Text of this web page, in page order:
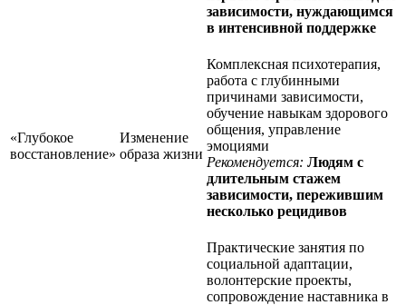
зависимости, нуждающимся
в интенсивной поддержке
«Глубокое
восстановление»
Изменение
образа жизни
Комплексная психотерапия,
работа с глубинными
причинами зависимости,
обучение навыкам здорового
общения, управление
эмоциями
Рекомендуется: Людям с
длительным стажем
зависимости, пережившим
несколько рецидивов
Практические занятия по
социальной адаптации,
волонтерские проекты,
сопровождение наставника в